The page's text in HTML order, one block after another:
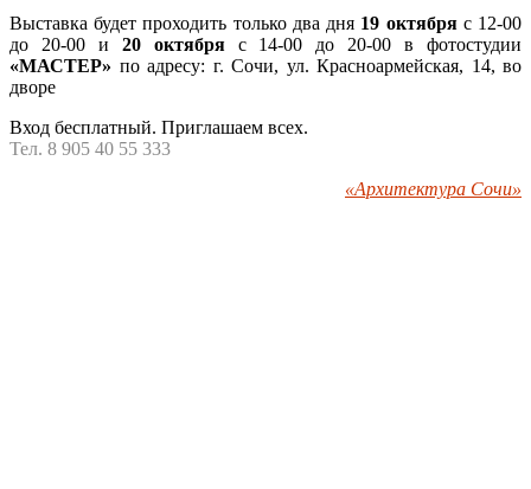
Выставка будет проходить только два дня 19 октябряс 12-00
до 20-00 и 20 октябряс 14-00 до 20-00 в фотостудии
«МАСТЕР» по адресу: г. Сочи, ул. Красноармейская, 14, во
дворе
Вход бесплатный. Приглашаем всех.
Тел. 8 905 40 55 333
«Архитектура Сочи»